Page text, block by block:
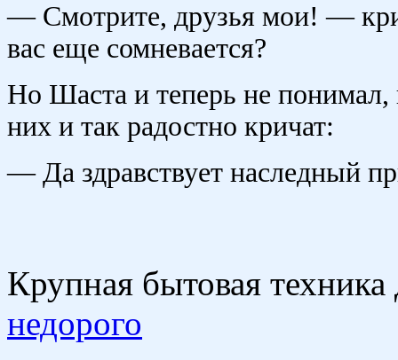
— Смотрите, друзья мои! —
вас еще сомневается?
Но Шаста и теперь не понимал,
них и так радостно кричат:
— Да здравствует наследный
Крупная бытовая
недорого